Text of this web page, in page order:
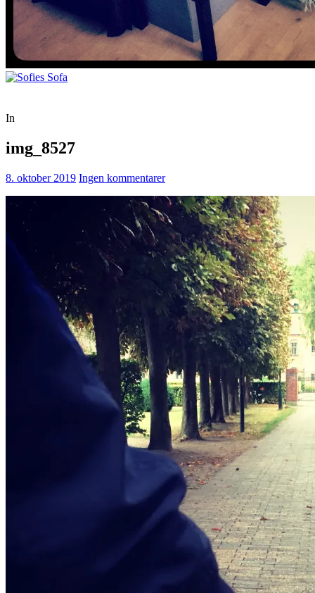
In
img_8527
8. oktober 2019 Ingen kommentarer